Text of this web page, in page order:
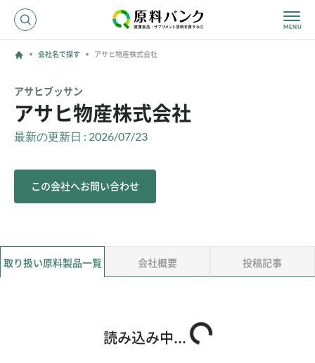
ホーム
効果・効能で探す 会社名で探す
ご利用ガイド
新規登録
会社名で探す アサヒ物産株式会社
アサヒブッサン
アサヒ物産株式会社
最新の更新日 : 2026/07/23
この会社へお問い合わせ
取り扱い原料製品一覧 会社概要 投稿記事
読み込み中...